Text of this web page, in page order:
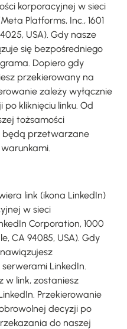
korporacyjnej w sieci
Platforms, Inc., 1601
USA). Gdy nasze
się bezpośredniego
Dopiero gdy
przekierowany na
zależy wyłącznie
kliknięciu linku. Od
tożsamości
będą przetwarzane
link (ikona LinkedIn)
w sieci
Corporation, 1000
CA 94085, USA). Gdy
LinkedIn.
w link, zostaniesz
Przekierowanie
decyzji po
do naszej